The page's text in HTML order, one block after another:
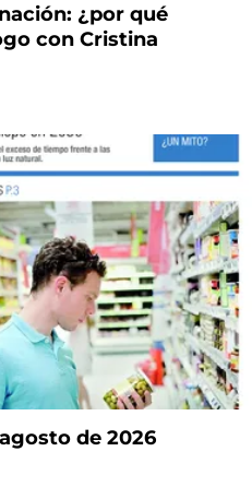
¿por qué
con Cristina
de 2026